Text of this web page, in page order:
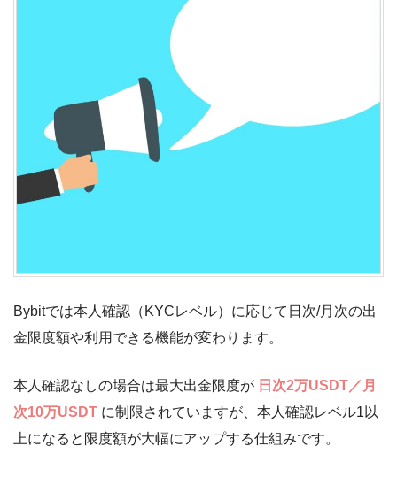
Bybitでは本人確認（KYCレベル）に応じて日次/月次の出
金限度額や利用できる機能が変わります。
本人確認なしの場合は最大出金限度が 日次2万USDT／月
次10万USDT に制限されていますが、本人確認レベル1以
上になると限度額が大幅にアップする仕組みです。